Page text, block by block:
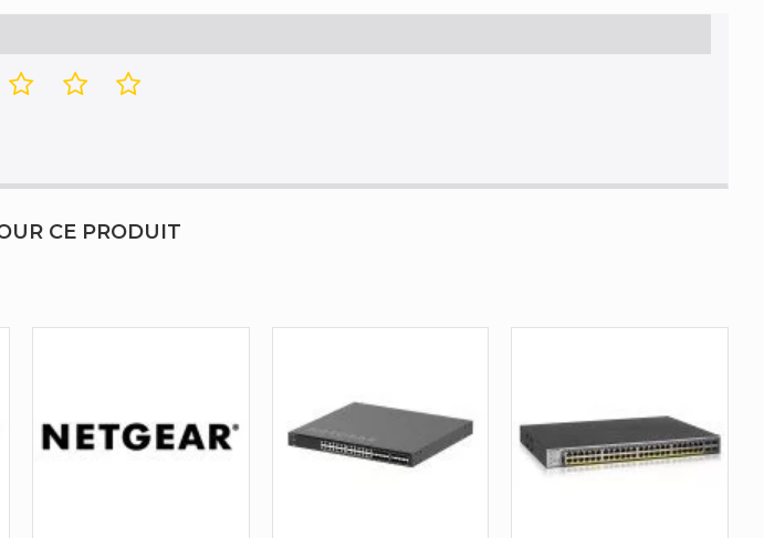
003, VCCI, RCM, BSMI, KC, CB, CE LVD, BSMI, EAC, RCM, KC, EN 60950-1
CE PRODUIT